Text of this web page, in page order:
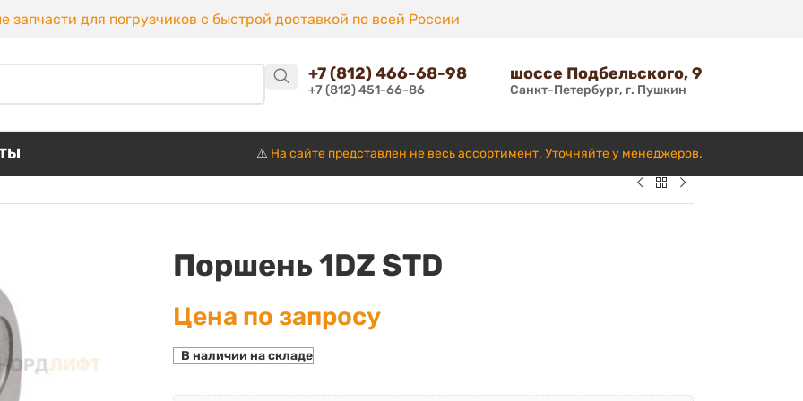
запчасти для погрузчиков с быстрой доставкой по всей России
+7 (812) 466-68-98
+7 (812) 451-66-86
шоссе Подбельского, 9
Санкт-Петербург, г. Пушкин
⚠️ На сайте представлен не весь ассортимент. Уточняйте у менеджеров.
Поршень 1DZ STD
Цена по запросу
В наличии на складе